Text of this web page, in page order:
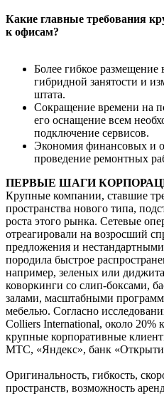
Какие главные требования
к офисам?
Более гибкое размещение
гибридной занятости и
штата.
Сокращение времени на
его оснащение всем
подключение сервисов.
Экономия финансовых и
проведение ремонтных
ПЕРВЫЕ ШАГИ
Крупные компании, ставшие
пространства нового типа,
роста этого рынка. Сетевые
отреагировали на возросший
предложения и
породила быстрое
например, зеленых или
коворкинги со слип-боксами,
залами, масштабными
мебелью. Согласно
Colliers International, около 20%
крупные корпоративные
МТС, «Яндекс», банк
Оригинальность, гибкость,
пространств, возможность